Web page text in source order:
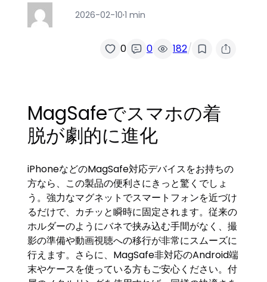
2026-02-10·1 min
0 0 182/
MagSafeでスマホの着
脱が劇的に進化
iPhoneなどのMagSafe対応デバイスをお持ちの
方なら、この製品の便利さにきっと驚くでしょ
う。強力なマグネットでスマートフォンを近づけ
るだけで、カチッと瞬時に固定されます。従来の
ホルダーのようにバネで挟み込む手間がなく、撮
影の準備や動画視聴への移行が非常にスムーズに
行えます。さらに、MagSafe非対応のAndroid端
末やケースを使っている方もご安心ください。付